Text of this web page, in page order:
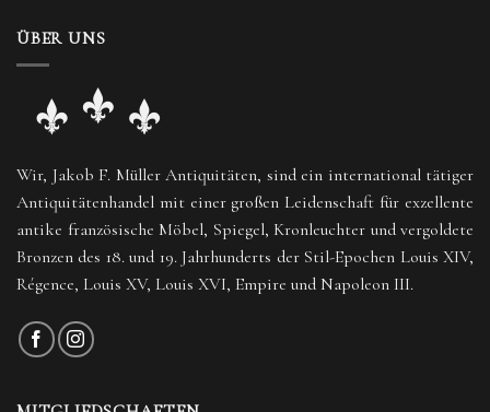
ÜBER UNS
Wir, Jakob F. Müller Antiquitäten, sind ein international tätiger
Antiquitätenhandel mit einer großen Leidenschaft für exzellente
antike französische Möbel, Spiegel, Kronleuchter und vergoldete
Bronzen des 18. und 19. Jahrhunderts der Stil-Epochen Louis XIV,
Régence, Louis XV, Louis XVI, Empire und Napoleon III.